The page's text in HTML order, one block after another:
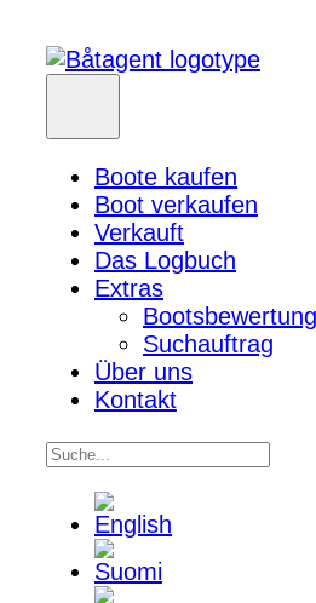
Boote kaufen
Boot verkaufen
Verkauft
Das Logbuch
Extras
Bootsbewertung
Suchauftrag
Über uns
Kontakt